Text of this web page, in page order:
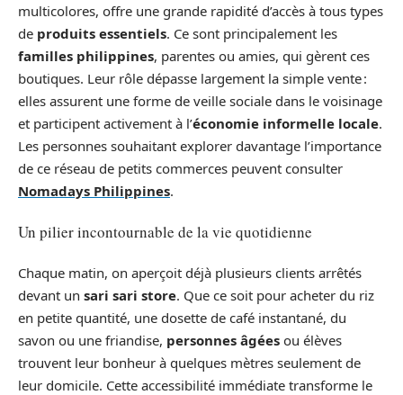
multicolores, offre une grande rapidité d’accès à tous types
de produits essentiels. Ce sont principalement les
familles philippines, parentes ou amies, qui gèrent ces
boutiques. Leur rôle dépasse largement la simple vente :
elles assurent une forme de veille sociale dans le voisinage
et participent activement à l’économie informelle locale.
Les personnes souhaitant explorer davantage l’importance
de ce réseau de petits commerces peuvent consulter
Nomadays Philippines.
Un pilier incontournable de la vie quotidienne
Chaque matin, on aperçoit déjà plusieurs clients arrêtés
devant un sari sari store. Que ce soit pour acheter du riz
en petite quantité, une dosette de café instantané, du
savon ou une friandise, personnes âgées ou élèves
trouvent leur bonheur à quelques mètres seulement de
leur domicile. Cette accessibilité immédiate transforme le